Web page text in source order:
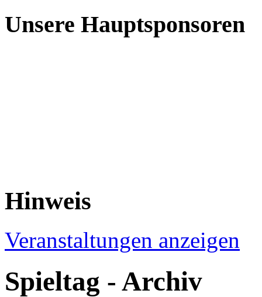
Unsere Hauptsponsoren
Hinweis
Veranstaltungen anzeigen
Spieltag - Archiv